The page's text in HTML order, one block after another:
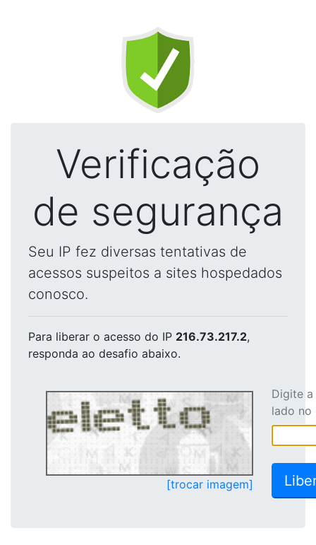
Verificação
de segurança
Seu IP fez diversas tentativas de
acessos suspeitos a sites hospedados
conosco.
Para liberar o acesso do IP 216.73.217.2,
responda ao desafio abaixo.
[trocar imagem]
Digite
lado no